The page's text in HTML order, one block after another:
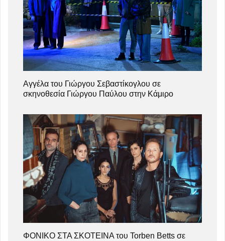
Αγγέλα του Γιώργου Σεβαστίκογλου σε
σκηνοθεσία Γιώργου Παύλου στην Κάμιρο
ΦΟΝΙΚΟ ΣΤΑ ΣΚΟΤΕΙΝΑ του Torben Betts σε